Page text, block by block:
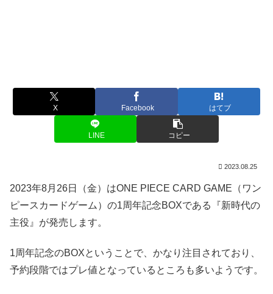
X Facebook はてブ
LINE コピー
2023.08.25
2023年8月26日（金）はONE PIECE CARD GAME（ワン
ピースカードゲーム）の1周年記念BOXである『新時代の
主役』が発売します。
1周年記念のBOXということで、かなり注目されており、
予約段階ではプレ値となっているところも多いようです。